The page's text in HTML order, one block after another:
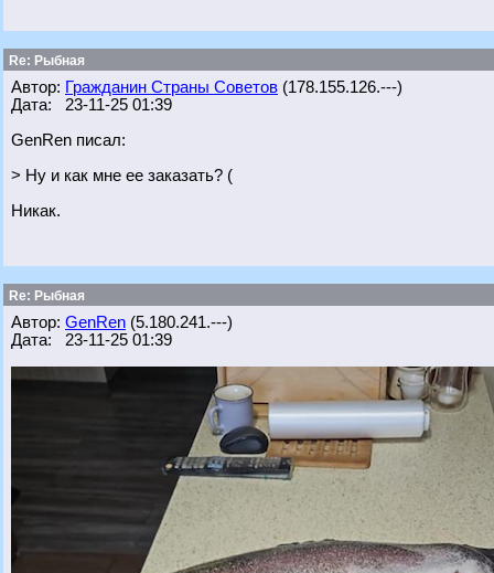
Re: Рыбная
Автор: Гражданин Страны Советов (178.155.126.---)
Дата: 23-11-25 01:39
GenRen писал:
> Ну и как мне ее заказать? (
Никак.
Re: Рыбная
Автор: GenRen (5.180.241.---)
Дата: 23-11-25 01:39